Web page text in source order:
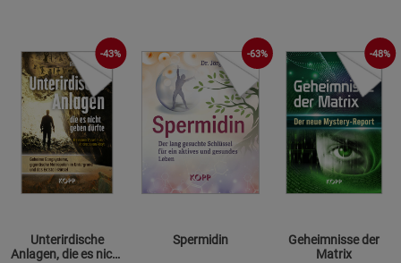
-43%
Unterirdische
Anlagen, die es nicht
-63%
Spermidin
-48%
Geheimnisse der
Matrix